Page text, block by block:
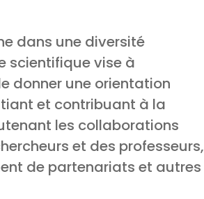
dans une diversité
scientifique vise à
donner une orientation
et contribuant à la
les collaborations
et des professeurs,
de partenariats et autres